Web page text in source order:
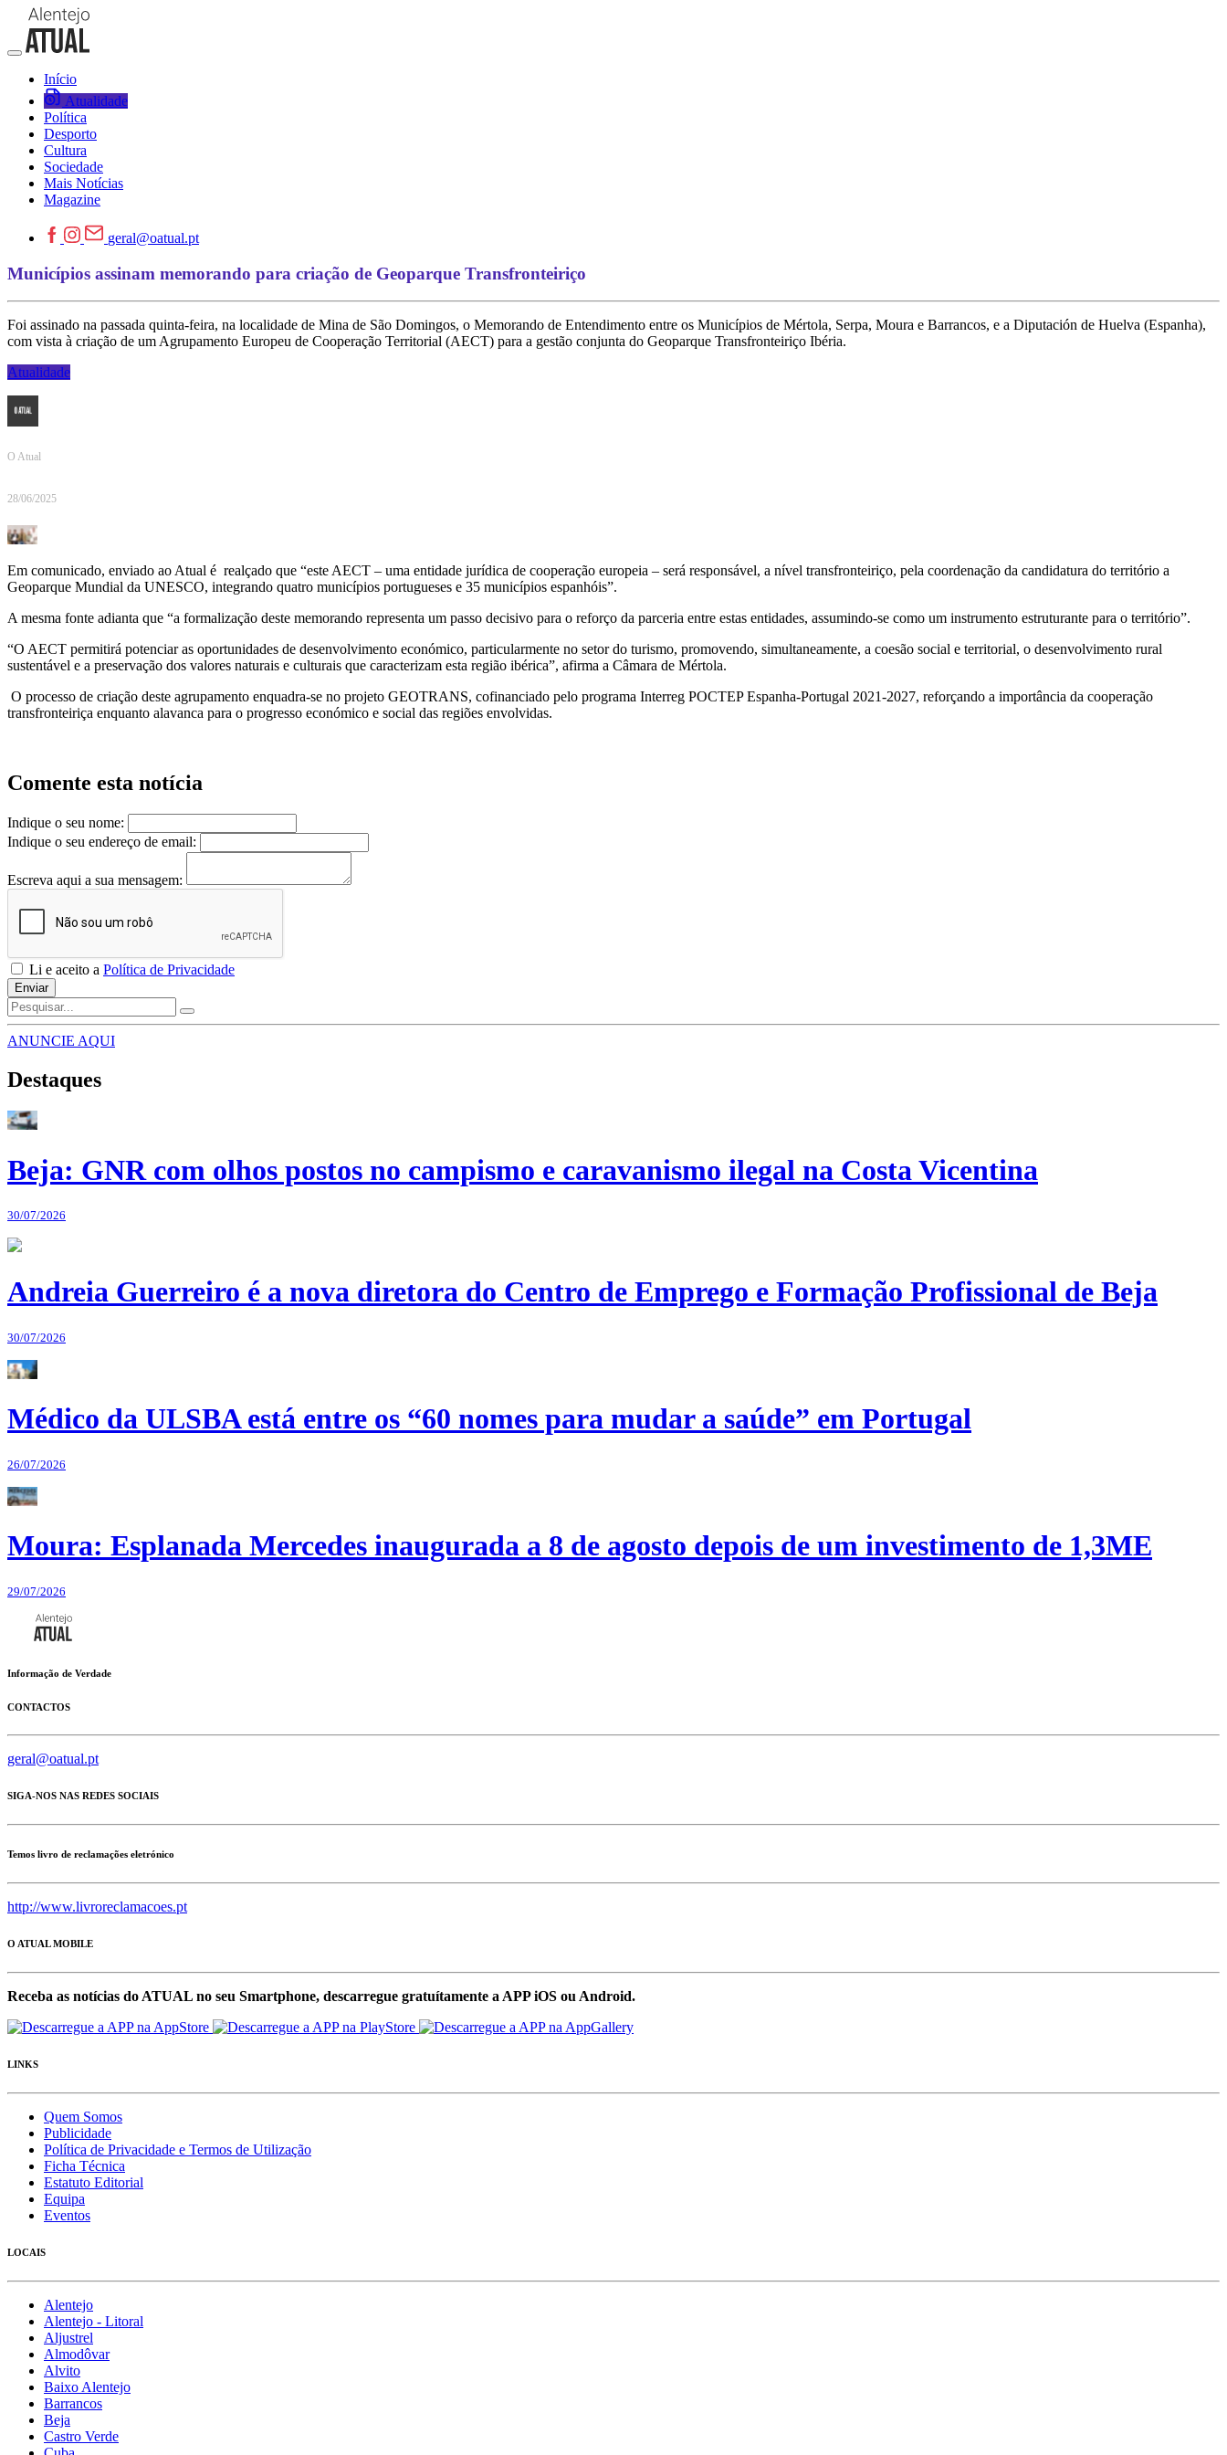
Início
Atualidade
Política
Desporto
Cultura
Sociedade
Mais Notícias
Magazine
geral@oatual.pt
Municípios assinam memorando para criação de Geoparque Transfronteiriço
Foi assinado na passada quinta-feira, na localidade de Mina de São Domingos, o Memorando de Entendimento entre os Municípios de Mértola, Serpa, Moura e Barrancos, e a Diputación de Huelva (Espanha),
com vista à criação de um Agrupamento Europeu de Cooperação Territorial (AECT) para a gestão conjunta do Geoparque Transfronteiriço Ibéria.
Atualidade
O Atual
28/06/2025
Em comunicado, enviado ao Atual é realçado que “este AECT – uma entidade jurídica de cooperação europeia – será responsável, a nível transfronteiriço, pela coordenação da candidatura do território a
Geoparque Mundial da UNESCO, integrando quatro municípios portugueses e 35 municípios espanhóis”.
A mesma fonte adianta que “a formalização deste memorando representa um passo decisivo para o reforço da parceria entre estas entidades, assumindo-se como um instrumento estruturante para o território”.
“O AECT permitirá potenciar as oportunidades de desenvolvimento económico, particularmente no setor do turismo, promovendo, simultaneamente, a coesão social e territorial, o desenvolvimento rural
sustentável e a preservação dos valores naturais e culturais que caracterizam esta região ibérica”, afirma a Câmara de Mértola.
O processo de criação deste agrupamento enquadra-se no projeto GEOTRANS, cofinanciado pelo programa Interreg POCTEP Espanha-Portugal 2021-2027, reforçando a importância da cooperação
transfronteiriça enquanto alavanca para o progresso económico e social das regiões envolvidas.
Comente esta notícia
Indique o seu nome:
Indique o seu endereço de email:
Escreva aqui a sua mensagem:
Li e aceito a Política de Privacidade
Enviar
ANUNCIE AQUI
Destaques
Beja: GNR com olhos postos no campismo e caravanismo ilegal na Costa Vicentina
30/07/2026
Andreia Guerreiro é a nova diretora do Centro de Emprego e Formação Profissional de Beja
30/07/2026
Médico da ULSBA está entre os “60 nomes para mudar a saúde” em Portugal
26/07/2026
Moura: Esplanada Mercedes inaugurada a 8 de agosto depois de um investimento de 1,3ME
29/07/2026
Informação de Verdade
CONTACTOS
geral@oatual.pt
SIGA-NOS NAS REDES SOCIAIS
Temos livro de reclamações eletrónico
http://www.livroreclamacoes.pt
O ATUAL MOBILE
Receba as notícias do ATUAL no seu Smartphone, descarregue gratuítamente a APP iOS ou Android.
LINKS
Quem Somos
Publicidade
Política de Privacidade e Termos de Utilização
Ficha Técnica
Estatuto Editorial
Equipa
Eventos
LOCAIS
Alentejo
Alentejo - Litoral
Aljustrel
Almodôvar
Alvito
Baixo Alentejo
Barrancos
Beja
Castro Verde